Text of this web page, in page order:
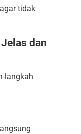
tidak
dan
langkah